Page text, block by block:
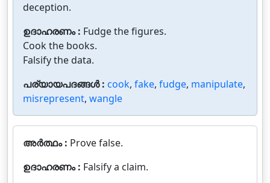
deception.
ഉദാഹരണം : Fudge the figures.
Cook the books.
Falsify the data.
പര്യായപദങ്ങൾ : cook, fake, fudge, manipulate,
misrepresent, wangle
അർത്ഥം : Prove false.
ഉദാഹരണം : Falsify a claim.